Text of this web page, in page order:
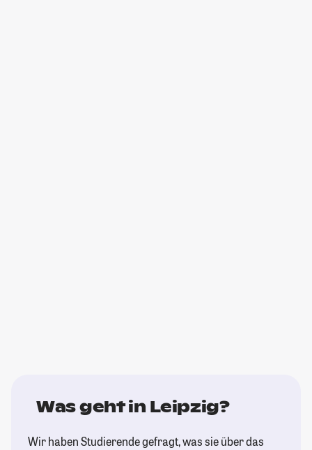
Was geht in Leipzig?
Wir haben Studierende gefragt, was sie über das